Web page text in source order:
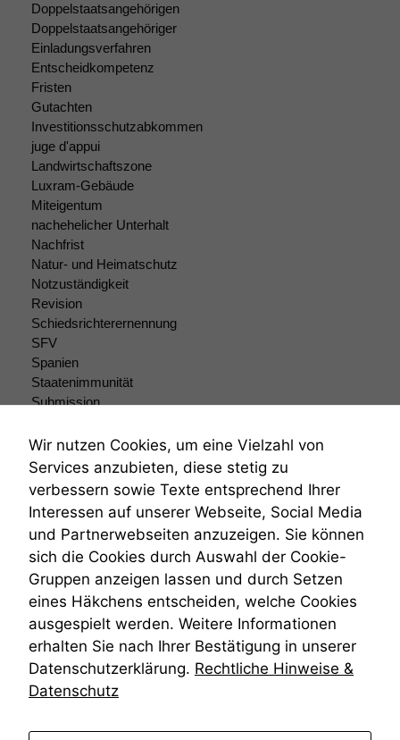
Doppelstaatsangehörigen
Doppelstaatsangehöriger
Einladungsverfahren
Entscheidkompetenz
Fristen
Gutachten
Investitionsschutzabkommen
juge d'appui
Landwirtschaftszone
Luxram-Gebäude
Miteigentum
nachehelicher Unterhalt
Nachfrist
Natur- und Heimatschutz
Notzuständigkeit
Revision
Schiedsrichterernennung
SFV
Spanien
Staatenimmunität
Submission
Teilungsklage
Venezuela
VRK
Wiederherstellungsanordnung
Zivilprozessordnung
ZPO
Zustellfiktion
Zuständigkeit
Öffentliches Personalrecht
Öffentlichkeitsprinzip
Wir nutzen Cookies, um eine Vielzahl von
Services anzubieten, diese stetig zu
verbessern sowie Texte entsprechend Ihrer
Interessen auf unserer Webseite, Social Media
und Partnerwebseiten anzuzeigen. Sie können
sich die Cookies durch Auswahl der Cookie-
Gruppen anzeigen lassen und durch Setzen
eines Häkchens entscheiden, welche Cookies
ausgespielt werden. Weitere Informationen
erhalten Sie nach Ihrer Bestätigung in unserer
Datenschutzerklärung. Rechtliche Hinweise &
Datenschutz